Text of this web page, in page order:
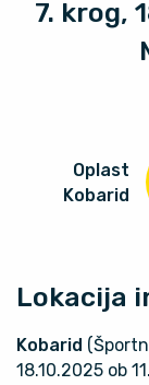
7. krog,
Oplast
Kobarid
Lokacija
Kobarid
18.10.2025 ob